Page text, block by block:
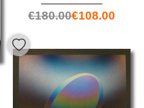
€180.00€108.00